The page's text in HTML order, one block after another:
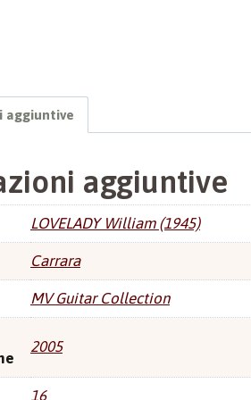
aggiuntive
aggiuntive
LOVELADY William (1945)
Carrara
MV Guitar Collection
2005
16